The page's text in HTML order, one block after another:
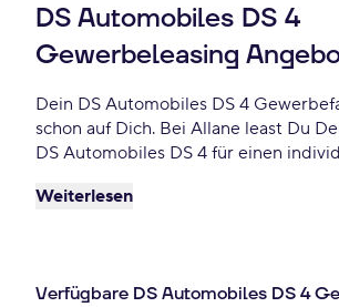
DS Automobiles DS 4
Gewerbeleasing
Dein DS Automobiles DS 4 Gewerbefahrzeug wartet
schon auf Dich. Bei Allane least Du
DS Automobiles DS 4 für einen
Du Dein DS Automobiles DS 4 kaufen
Weiterlesen
Verfügbare DS Automobiles DS 4